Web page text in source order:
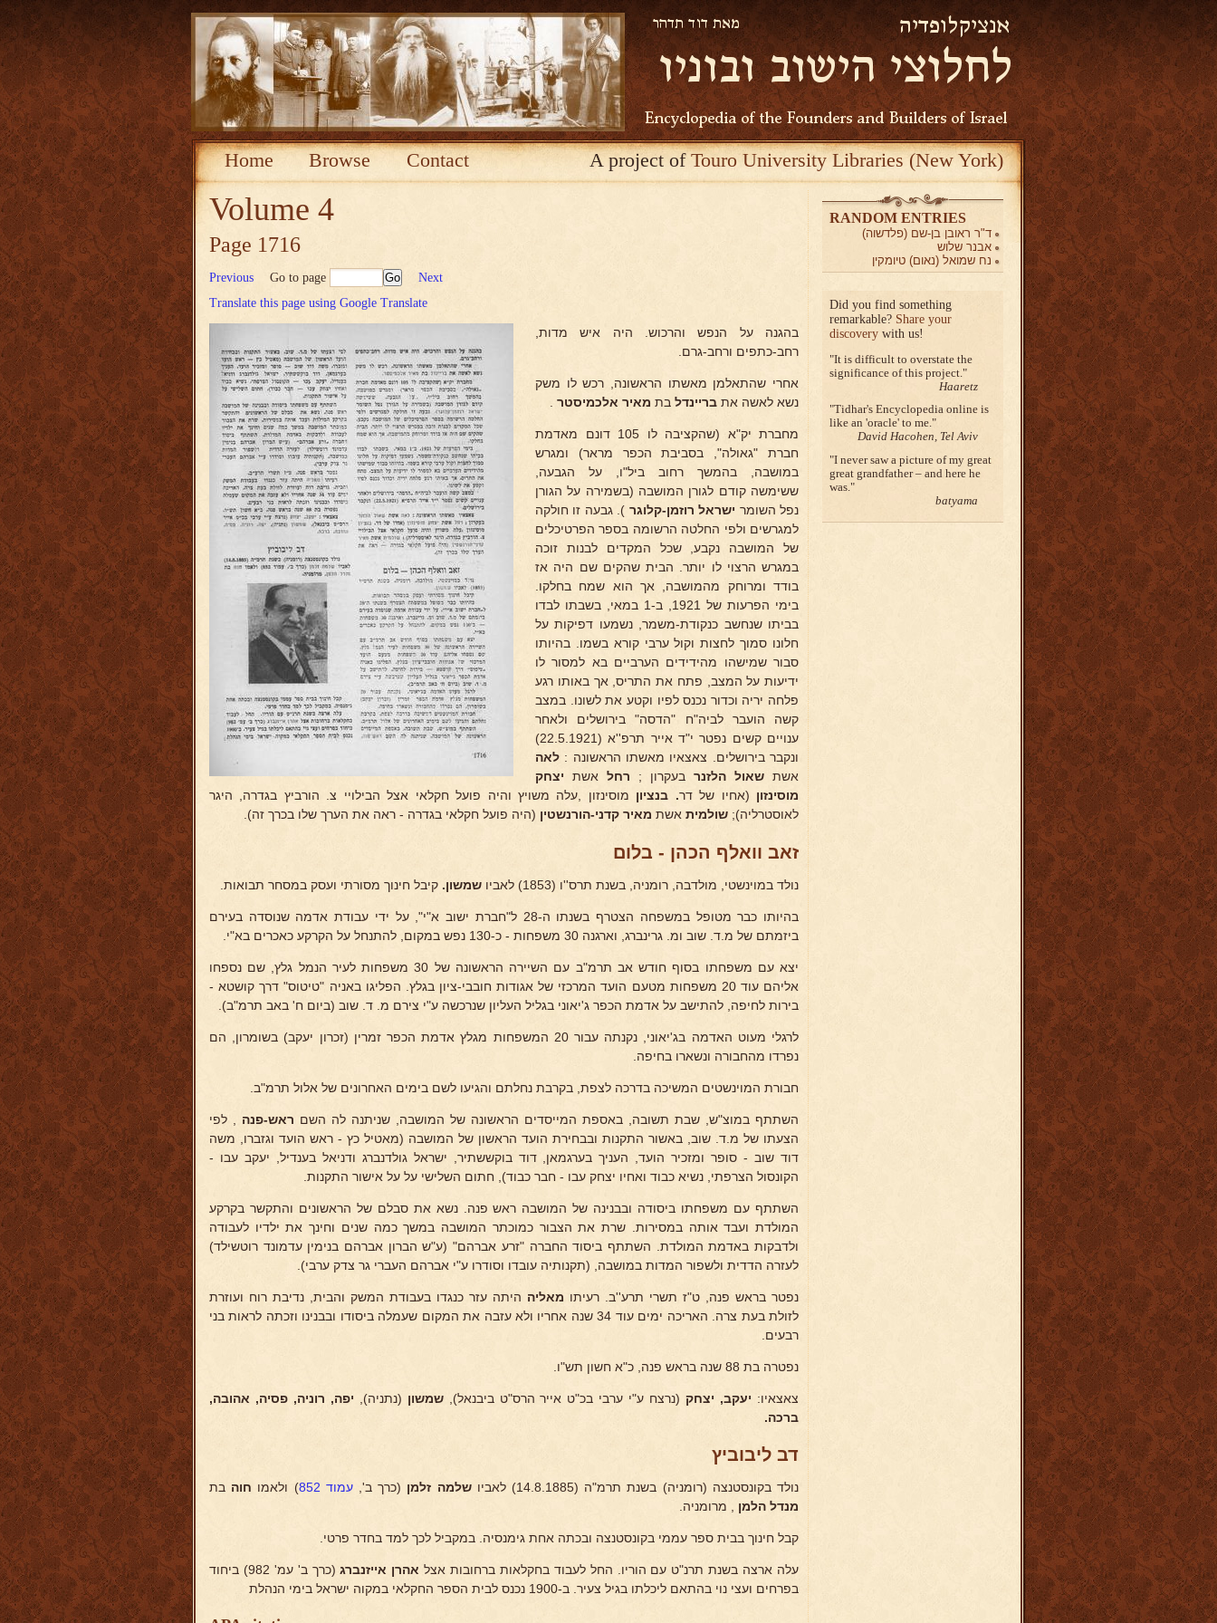
Home Browse Contact A project ofTouro University Libraries (New York)
Volume 4
Page 1716
Previous Go to page
Next
Translate this page using Google Translate
בהגנה על הנפש והרכוש. היה איש מדות,
רחב-כתפים ורחב-גרם.
אחרי שהתאלמן מאשתו הראשונה, רכש לו משק
נשא לאשה את בריינדל בת מאיר אלכמיסטר
מחברת יק"א (שהקציבה לו 105 דונם מאדמת
חברת "גאולה", בסביבת הכפר מראר) ומגרש
במושבה, בהמשך רחוב ביל"ו, על הגבעה,
ששימשה קודם לגורן המושבה (בשמירה על הגורן
נפל השומר ישראל רוזמן-קלוגר ). גבעה זו חולקה
למגרשים ולפי החלטה הרשומה בספר הפרטיכלים
של המושבה נקבע, שכל המקדים לבנות זוכה
במגרש הרצוי לו יותר. הבית שהקים שם היה אז
בודד ומרוחק מהמושבה, אך הוא שמח בחלקו.
בימי הפרעות של 1921, ב-1 במאי, בשבתו לבדו
בביתו שנחשב כנקודת-משמר, נשמעו דפיקות על
חלונו סמוך לחצות וקול ערבי קורא בשמו. בהיותו
סבור שמישהו מהידידים הערביים בא למסור לו
ידיעות על המצב, פתח את התריס, אך באותו רגע
פלחה יריה וכדור נכנס לפיו וקטע את לשונו. במצב
קשה הועבר לביה"ח "הדסה" בירושלים ולאחר
ענויים קשים נפטר י"ד אייר תרפ''א (22.5.1921)
ונקבר בירושלים. צאצאיו מאשתו הראשונה : לאה
אשת שאול הלזנר בעקרון ; רחל אשת יצחק
מוסינזון (אחיו של דר. בנציון מוסינזון ,עלה משויץ והיה פועל חקלאי אצל הבילויי צ. הורביץ בגדרה, היגר
לאוסטרליה); שולמית אשת מאיר קדני-הורנשטין (היה פועל חקלאי בגדרה - ראה את הערך שלו בכרך זה).
זאב וואלף הכהן - בלום
נולד במוינשטי, מולדבה, רומניה, בשנת תרס''ו (1853) לאביו שמשון. קיבל חינוך מסורתי ועסק במסחר תבואות.
בהיותו כבר מטופל במשפחה הצטרף בשנתו ה-28 ל"חברת ישוב א"י", על ידי עבודת אדמה שנוסדה בעירם
ביזמתם של מ.ד. שוב ומ. גרינברג, וארגנה 30 משפחות - כ-130 נפש במקום, להתנחל על הקרקע כאכרים בא"י.
יצא עם משפחתו בסוף חודש אב תרמ"ב עם השיירה הראשונה של 30 משפחות לעיר הנמל גלץ, שם נספחו
אליהם עוד 20 משפחות מטעם הועד המרכזי של אגודות חובבי-ציון בגלץ. הפליגו באניה "טיטוס" דרך קושטא -
בירות לחיפה, להתישב על אדמת הכפר ג'יאוני בגליל העליון שנרכשה ע"י צירם מ. ד. שוב (ביום ח' באב תרמ"ב).
לרגלי מעוט האדמה בג'יאוני, נקנתה עבור 20 המשפחות מגלץ אדמת הכפר זמרין (זכרון יעקב) בשומרון, הם
נפרדו מהחבורה ונשארו בחיפה.
חבורת המוינשטים המשיכה בדרכה לצפת, בקרבת נחלתם והגיעו לשם בימים האחרונים של אלול תרמ"ב.
השתתף במוצ"ש, שבת תשובה, באספת המייסדים הראשונה של המושבה, שניתנה לה השם ראש-פנה , לפי
הצעתו של מ.ד. שוב, באשור התקנות ובבחירת הועד הראשון של המושבה (מאטיל כץ - ראש הועד וגזברו, משה
דוד שוב - סופר ומזכיר הועד, העניך בערגמאן, דוד בוקששתיר, ישראל גולדנברג ודניאל בענדיל, יעקב עבו -
הקונסול הצרפתי, נשיא כבוד ואחיו יצחק עבו - חבר כבוד), חתום השלישי על על אישור התקנות.
השתתף עם משפחתו ביסודה ובבנינה של המושבה ראש פנה. נשא את סבלם של הראשונים והתקשר בקרקע
המולדת ועבד אותה במסירות. שרת את הצבור כמוכתר המושבה במשך כמה שנים וחינך את ילדיו לעבודה
ולדבקות באדמת המולדת. השתתף ביסוד החברה "זרע אברהם" (ע"ש הברון אברהם בנימין עדמונד רוטשילד)
לעזרה הדדית ולשפור המדות במושבה, (תקנותיה עובדו וסודרו ע"י אברהם העברי גר צדק ערבי).
נפטר בראש פנה, ט"ז תשרי תרע''ב. רעיתו מאליה היתה עזר כנגדו בעבודת המשק והבית, נדיבת רוח ועוזרת
לזולת בעת צרה. האריכה ימים עוד 34 שנה אחריו ולא עזבה את המקום שעמלה ביסודו ובבנינו וזכתה לראות בני
רבעים.
נפטרה בת 88 שנה בראש פנה, כ"א חשון תש"ו.
צאצאיו: יעקב, יצחק (נרצח ע"י ערבי בכ"ט אייר הרס"ט ביבנאל),שמשון (נתניה), יפה, רוניה, פסיה, אהובה,
ברכה.
דב ליבוביץ
נולד בקונסטנצה (רומניה) בשנת תרמ"ה (14.8.1885) לאביו שלמה זלמן (כרך ב',עמוד 852 ) ולאמו חוה בת
מנדל הלמן , מרומניה.
קבל חינוך בבית ספר עממי בקונסטנצה ובכתה אחת גימנסיה. במקביל לכך למד בחדר פרטי.
עלה ארצה בשנת תרנ"ט עם הוריו. החל לעבוד בחקלאות ברחובות אצלאהרן אייזנברג
(כרך ב' עמ' 982) ביחוד
בפרחים ועצי נוי בהתאם ליכלתו בגיל צעיר. ב-1900 נכנס לבית הספר החקלאי במקוה ישראל בימי הנהלת
RANDOM ENTRIES
ד"ר ראובן בן-שם (פלדשוה)
אבנר שלוש
נח שמואל (נאום) טיומקין
Did you find something
remarkable? Share your
discovery with us!
It is difficult to overstate the
significance of this project.
Haaretz
Tidhar's Encyclopedia online is
like an 'oracle' to me.
David Hacohen, Tel Aviv
I never saw a picture of my great
great grandfather – and here he
was.
batyama